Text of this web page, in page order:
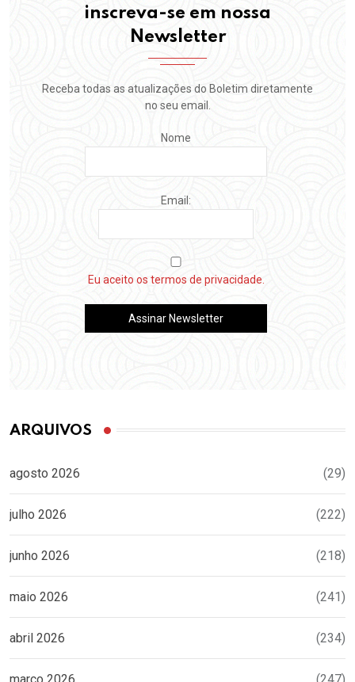
inscreva-se em nossa
Newsletter
Receba todas as atualizações do Boletim diretamente
no seu email.
Nome
Email:
Eu aceito os termos de privacidade.
ARQUIVOS
agosto 2026 (29)
julho 2026 (222)
junho 2026 (218)
maio 2026 (241)
abril 2026 (234)